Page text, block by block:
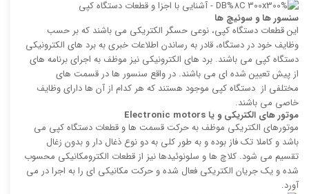
سنسور ها و سوئیچ ها
این قطعات دستگاه کپی، نوعی حسگر الکتریکی می باشند که بر حسب
وظایف خود در دستگاه، قادر به رساندن اطلاعات خبری به برد های الکترونیکی
دستگاه کپی می باشند. برد های الکترونیکی نیز موظف به اجرای برنامه های
از پیش تعیین شده ای می باشند. در واقع سنسور ها در قسمت های
مختلفی از دستگاه کپی موجود هستند که هر کدام از آن ها دارای وظایف
خاصی می باشند.
موتور های الکتریکی و یا Electronic motors
موتورهای الکتریکی موظف به حرکت قسمت ها و قطعات دستگاه کپی می
باشد و کاملا تک فاز بوده و به طور کلی به دو نوع ذغال دار و بدون زغال
تقسیم می شود. کلاچ ها و سلونوئیدها نیز از قطعات الکترومکانیکی محسوب
شده و یک جریان الکتریکی فعال شده و حرکت مکانیکی ای را به اجرا در می
آورد.